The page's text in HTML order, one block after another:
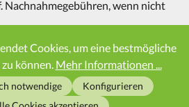
Nachnahmegebühren, wenn nicht
Cookies, um eine bestmögliche
können. Mehr Informationen ...
notwendige
Konfigurieren